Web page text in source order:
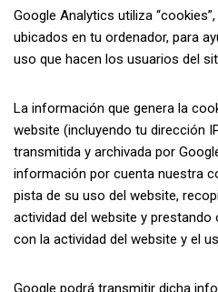
Google Analytics utiliza
ubicados en tu ordenador, para
uso que hacen los usuarios del
La información que genera la
website (incluyendo tu dirección
transmitida y archivada por
información por cuenta nuestra
pista de su uso del website,
actividad del website y
con la actividad del website y el
Google podrá transmitir dicha